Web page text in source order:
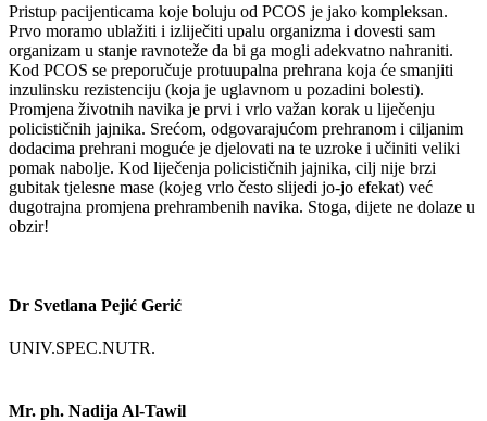
Pristup pacijenticama koje boluju od PCOS je jako kompleksan.
Prvo moramo ublažiti i izliječiti upalu organizma i dovesti sam
organizam u stanje ravnoteže da bi ga mogli adekvatno nahraniti.
Kod PCOS se preporučuje protuupalna prehrana koja će smanjiti
inzulinsku rezistenciju (koja je uglavnom u pozadini bolesti).
Promjena životnih navika je prvi i vrlo važan korak u liječenju
policističnih jajnika. Srećom, odgovarajućom prehranom i ciljanim
dodacima prehrani moguće je djelovati na te uzroke i učiniti veliki
pomak nabolje. Kod liječenja policističnih jajnika, cilj nije brzi
gubitak tjelesne mase (kojeg vrlo često slijedi jo-jo efekat) već
dugotrajna promjena prehrambenih navika. Stoga, dijete ne dolaze u
obzir!
Dr Svetlana Pejić Gerić
UNIV.SPEC.NUTR.
Mr. ph. Nadija Al-Tawil